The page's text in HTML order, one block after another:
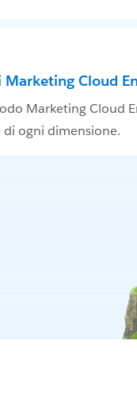
Cloud
Marketing Cloud
di ogni dimensione.